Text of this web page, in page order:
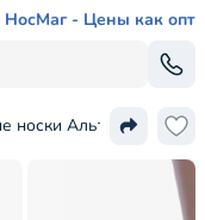
НосМаг - Цены как опт
носки Альтаир